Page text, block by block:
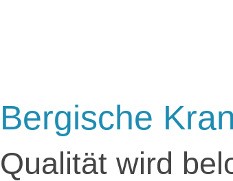
Bergische
Qualität wird